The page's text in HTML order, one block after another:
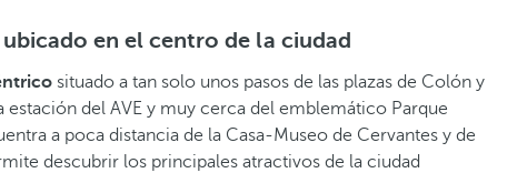
en el centro de la ciudad
situado a tan solo unos pasos de las plazas de Colón y
estación del AVE y muy cerca del emblemático Parque
a poca distancia de la Casa-Museo de Cervantes y de
descubrir los principales atractivos de la ciudad